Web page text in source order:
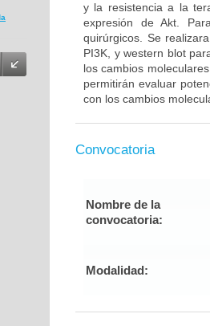
y la resistencia a la
expresión de Akt.
quirúrgicos. Se
PI3K, y western blot
los cambios
permitirán evaluar
con los cambios
Convocatoria
Nombre de la
convocatoria:
Modalidad: